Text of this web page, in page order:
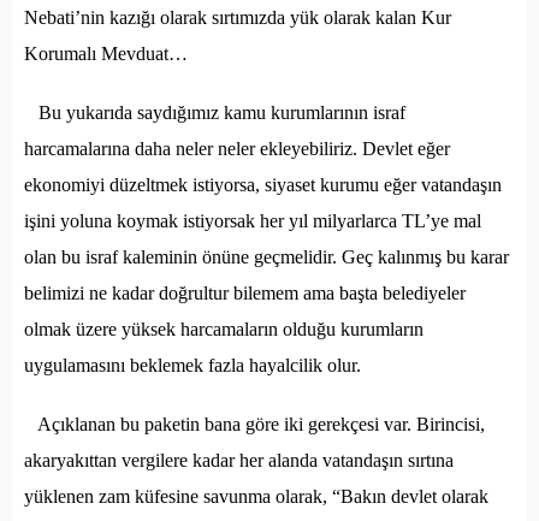
Nebati’nin kazığı olarak sırtımızda yük olarak kalan Kur
Korumalı Mevduat…
Bu yukarıda saydığımız kamu kurumlarının israf
harcamalarına daha neler neler ekleyebiliriz. Devlet eğer
ekonomiyi düzeltmek istiyorsa, siyaset kurumu eğer vatandaşın
işini yoluna koymak istiyorsak her yıl milyarlarca TL’ye mal
olan bu israf kaleminin önüne geçmelidir. Geç kalınmış bu karar
belimizi ne kadar doğrultur bilemem ama başta belediyeler
olmak üzere yüksek harcamaların olduğu kurumların
uygulamasını beklemek fazla hayalcilik olur.
Açıklanan bu paketin bana göre iki gerekçesi var. Birincisi,
akaryakıttan vergilere kadar her alanda vatandaşın sırtına
yüklenen zam küfesine savunma olarak, “Bakın devlet olarak